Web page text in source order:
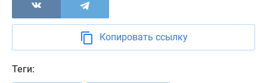
Эксперты
проекте
Копировать ссылку
Теги: